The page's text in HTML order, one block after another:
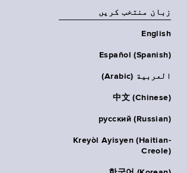
زبان منتخب کریں
English
Español (Spanish)
العربية (Arabic)
中文 (Chinese)
русский (Russian)
Kreyòl Ayisyen (Haitian-
Creole)